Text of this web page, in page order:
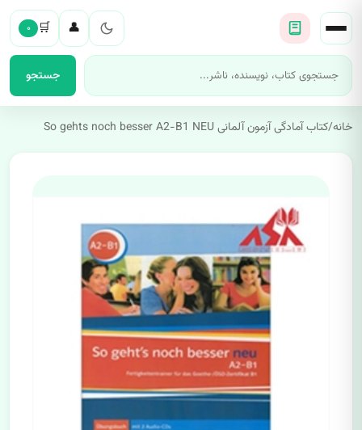
جستجو
👤
🛒 ۰
خانه/کتاب آمادگی آزمون آلمانی So gehts noch besser A2-B1 NEU